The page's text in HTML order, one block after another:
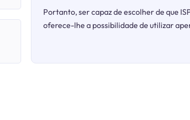
Portanto, ser capaz de escolher de que
oferece-lhe a possibilidade de utilizar